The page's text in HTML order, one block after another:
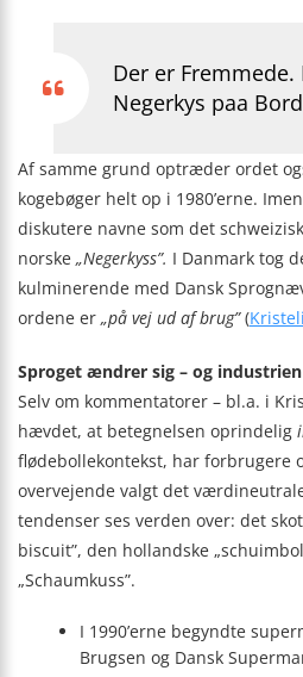
Der er
Negerkys paa
Af samme grund optræder ordet
kogebøger helt op i 1980’erne.
diskutere navne som det
norske „Negerkyss”. I Danmark tog
kulminerende med Dansk
ordene er „på vej ud af brug”(
Sproget ændrer sig – og
Selv om kommentatorer – bl.a. i
hævdet, at betegnelsen oprindelig
flødebollekontekst, har forbrugere
overvejende valgt det
tendenser ses verden over: det
biscuit”, den hollandske
„Schaumkuss”.
I 1990’erne begyndte
Brugsen og Dansk